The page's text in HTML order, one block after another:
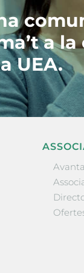
a
UEA.